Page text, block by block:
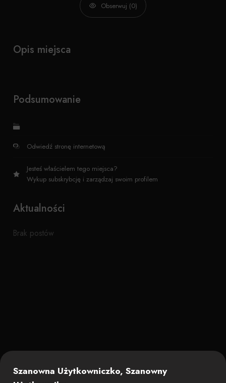
Obserwuj (0)
Opis miejsca
Podsumowanie
Odwiedź stronę internetową
Jesteś właścielem tego miejsca?
Wykup subskrybcję i zarządzaj swoim profilem
Aktualności
Brak postów
Szanowna Użytkowniczko, Szanowny